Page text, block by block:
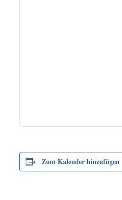
Zum Kalender hinzufügen